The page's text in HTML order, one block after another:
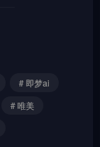
# 即梦ai
# 唯美